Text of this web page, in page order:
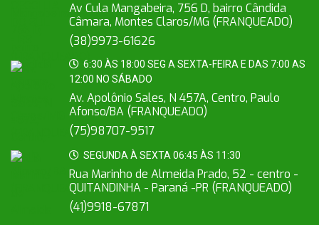
Av Cula Mangabeira, 756 D, bairro Cândida
Câmara, Montes Claros/MG (FRANQUEADO)
(38)9973-61626
6:30 ÀS 18:00 SEG A SEXTA-FEIRA E DAS 7:00 AS
12:00 NO SÁBADO
Av. Apolônio Sales, N 457A, Centro, Paulo
Afonso/BA (FRANQUEADO)
(75)98707-9517
SEGUNDA À SEXTA 06:45 ÀS 11:30
Rua Marinho de Almeida Prado, 52 - centro -
QUITANDINHA - Paraná -PR (FRANQUEADO)
(41)9918-67871